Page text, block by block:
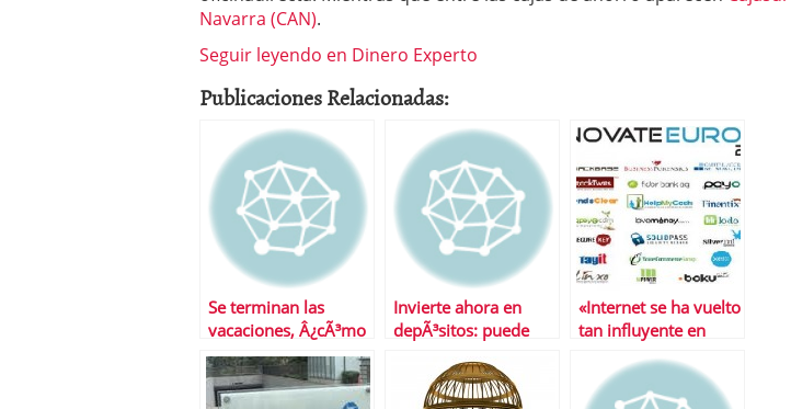
Navarra (CAN).
Seguir leyendo en Dinero Experto
Publicaciones Relacionadas:
Se terminan las
vacaciones, Â¿cÃ³mo
ganarle a la crisis?
Invierte ahora en
depÃ³sitos: puede
mejores ofertas
«Internet se ha vuelto
tan influyente en
mÃºsica o viajes»